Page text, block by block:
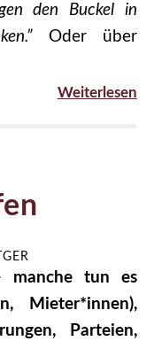
den Buckel in
Oder über
Weiterlesen
manche tun es
Mieter*innen),
Parteien,